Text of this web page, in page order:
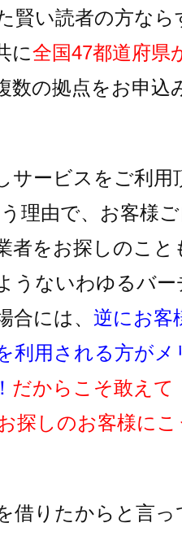
賢い読者の方な
に全国47都道府県
数の拠点をお申
ービスをご利用
理由で、お客様
者をお探しのこと
うないわゆるバ
合には、 逆にお客
利用 される方がメ
だからこそ敢えて
探しのお客様に
借りたからと言